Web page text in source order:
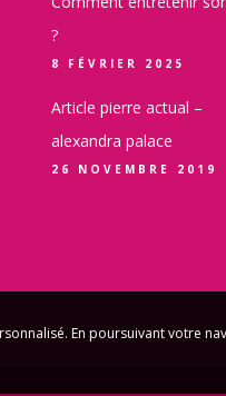
?
8 FÉVRIER 2025
Article pierre actual –
alexandra palace
26 NOVEMBRE 2019
En poursuivant votre